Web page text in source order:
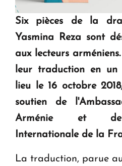
Six pièces de la
Yasmina Reza sont
aux lecteurs
leur traduction en
lieu le 16 octobre
soutien de
Arménie et de
Internationale de la
La traduction, parue